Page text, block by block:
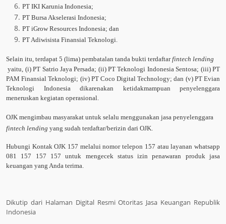
PT IKI Karunia Indonesia;
PT Bursa Akselerasi Indonesia;
PT iGrow Resources Indonesia; dan
PT Adiwisista Finansial Teknologi.
Selain itu, terdapat 5 (lima) pembatalan tanda bukti terdaftarfintech lending
yaitu, (i) PT Satrio Jaya Persada; (ii) PT Teknologi Indonesia Sentosa; (iii) PT
PAM Finansial Teknologi; (iv) PT Coco Digital Technology; dan (v) PT Evian
Teknologi Indonesia dikarenakan ketidakmampuan penyelenggara
meneruskan kegiatan operasional.
OJK mengimbau masyarakat untuk selalu menggunakan jasa penyelenggara
fintech lending yang sudah terdaftar/berizin dari OJK.
Hubungi Kontak OJK 157 melalui nomor telepon 157 atau layanan whatsapp
081 157 157 157 untuk mengecek status izin penawaran produk jasa
keuangan yang Anda terima.
Dikutip dari Halaman Digital Resmi Otoritas Jasa Keuangan Republik
Indonesia